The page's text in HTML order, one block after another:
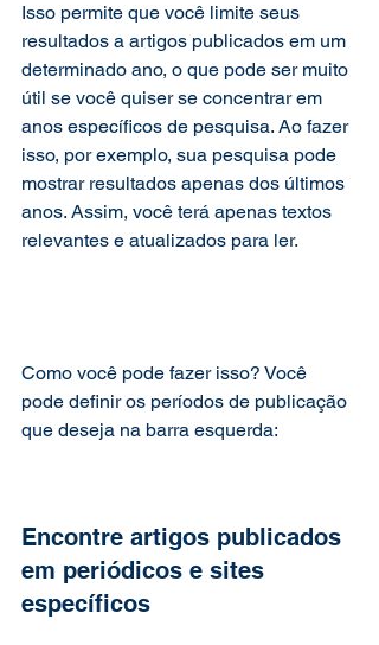
Isso permite que você limite seus
resultados a artigos publicados em um
determinado ano, o que pode ser muito
útil se você quiser se concentrar em
anos específicos de pesquisa. Ao fazer
isso, por exemplo, sua pesquisa pode
mostrar resultados apenas dos últimos
anos. Assim, você terá apenas textos
relevantes e atualizados para ler.
Como você pode fazer isso? Você
pode definir os períodos de publicação
que deseja na barra esquerda:
Encontre artigos publicados
em periódicos e sites
específicos